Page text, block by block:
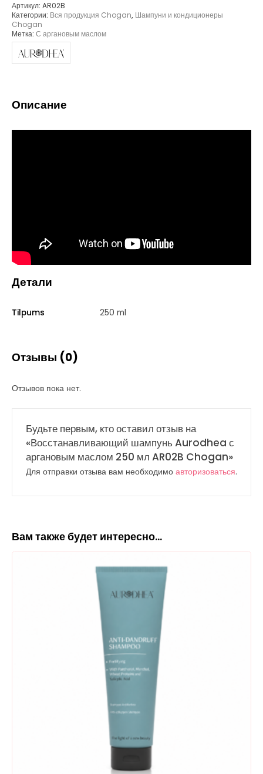
Артикул: AR02B
Категории: Вся продукция Chogan, Шампуни и кондиционеры
Chogan
Метка: С аргановым маслом
Описание
Детали
Tilpums 250 ml
Отзывы (0)
Отзывов пока нет.
Будьте первым, кто оставил отзыв на
«Восстанавливающий шампунь Aurodhea с
аргановым маслом 250 мл AR02B Chogan»
Для отправки отзыва вам необходимо авторизоваться.
Вам также будет интересно…